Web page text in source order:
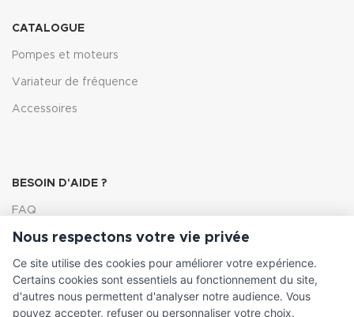
CATALOGUE
Pompes et moteurs
Variateur de fréquence
Accessoires
BESOIN D'AIDE ?
FAQ
Lexique
Comment choisir ma pompe
Nous respectons votre vie privée
Ce site utilise des cookies pour améliorer votre expérience.
Certains cookies sont essentiels au fonctionnement du site,
d'autres nous permettent d'analyser notre audience. Vous
pouvez accepter, refuser ou personnaliser votre choix.